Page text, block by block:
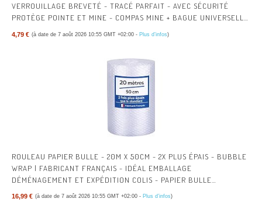
VERROUILLAGE BREVETÉ - TRACÉ PARFAIT - AVEC SÉCURITÉ
PROTÈGE POINTE ET MINE - COMPAS MINE + BAGUE UNIVERSELLE
+ CRAYON - DÈS 10 ANS
4,79 € (à date de 7 août 2026 10:55 GMT +02:00 - Plus d’infos)
ROULEAU PAPIER BULLE - 20M X 50CM - 2X PLUS ÉPAIS - BUBBLE
WRAP | FABRICANT FRANÇAIS - IDÉAL EMBALLAGE
DÉMÉNAGEMENT ET EXPÉDITION COLIS - PAPIER BULLE
ÉPAISSEUR RENFORCÉE
16,99 € (à date de 7 août 2026 10:55 GMT +02:00 - Plus d’infos)